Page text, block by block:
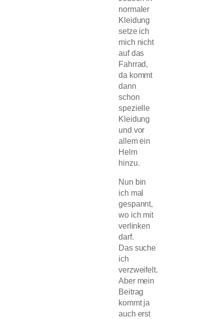
normaler
Kleidung
setze ich
mich nicht
auf das
Fahrrad,
da kommt
dann
schon
spezielle
Kleidung
und vor
allem ein
Helm
hinzu.
Nun bin
ich mal
gespannt,
wo ich mit
verlinken
darf.
Das suche
ich
verzweifelt.
Aber mein
Beitrag
kommt ja
auch erst